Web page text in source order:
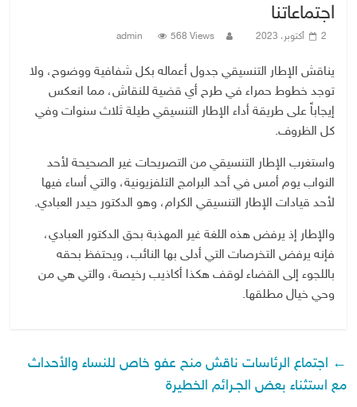
اجتماعاتنا
2 أكتوبر، 2023 admin 568 Views
يناقش الإطار التنسيقي جدول أعماله بكل شفافية ووضوح، ولا
توجد خطوط حمراء في طرح أي قضية للنقاش، مما انعكس
إيجاباً على طريقة أداء الإطار التنسيقي طيلة ثلاث سنوات وفي
كل الظروف.
واستغرب الإطار التنسيقي من التصريحات غير الصحيحة لأحد
النواب يوم أمس في أحد البرامج التلفزيونية، والتي أساء فيها
لأحد قيادات الإطار التنسيقي الكرام، وهو الدكتور حيدر العبادي.
والإطار إذ يرفض هذه اللغة غير المهذبة بحق الدكتور العبادي،
فإنه يرفض التخرصات التي أدلى بها النائب، ويحتفظ بحقه
باللجوء إلى القضاء لوقف هكذا أكاذيب رخيصة، والتي هي من
وحي خيال مطلقها.
← اجتماع الرئاسات ناقش منح عفو خاص للنساء والأحداث
مع استثناء بعض الجـرائم الخطيرة